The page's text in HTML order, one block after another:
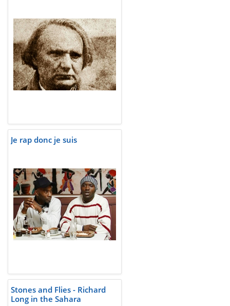
Je rap donc je suis
Stones and Flies - Richard
Long in the Sahara